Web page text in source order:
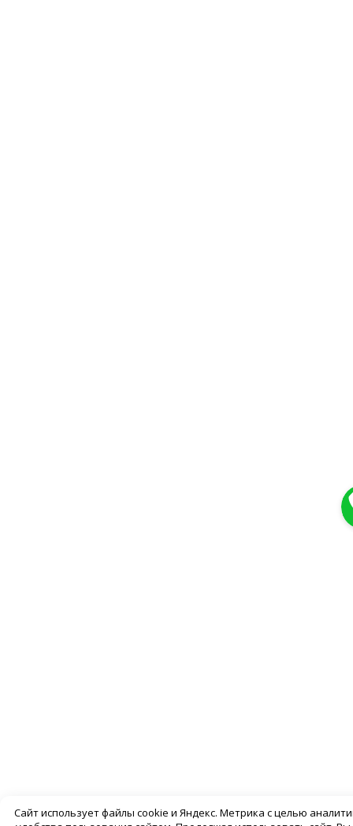
Сайт использует файлы cookie и Яндекс. Метрика с целью